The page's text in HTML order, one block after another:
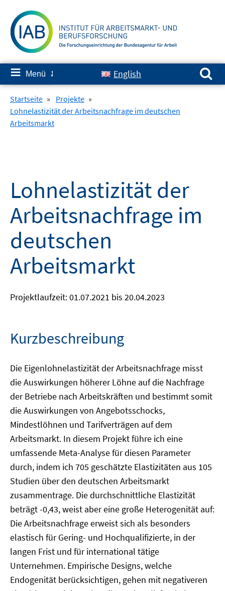
zum
Inhalt
≡ Menü ✘ English
Suchen nach:
Startseite » Projekte »
Lohnelastizität der Arbeitsnachfrage im deutschen
Arbeitsmarkt
Lohnelastizität der
Arbeitsnachfrage im
deutschen
Arbeitsmarkt
Projektlaufzeit: 01.07.2021 bis 20.04.2023
Kurzbeschreibung
Die Eigenlohnelastizität der Arbeitsnachfrage misst
die Auswirkungen höherer Löhne auf die Nachfrage
der Betriebe nach Arbeitskräften und bestimmt somit
die Auswirkungen von Angebotsschocks,
Mindestlöhnen und Tarifverträgen auf dem
Arbeitsmarkt. In diesem Projekt führe ich eine
umfassende Meta-Analyse für diesen Parameter
durch, indem ich 705 geschätzte Elastizitäten aus 105
Studien über den deutschen Arbeitsmarkt
zusammentrage. Die durchschnittliche Elastizität
beträgt -0,43, weist aber eine große Heterogenität auf:
Die Arbeitsnachfrage erweist sich als besonders
elastisch für Gering- und Hochqualifizierte, in der
langen Frist und für international tätige
Unternehmen. Empirische Designs, welche
Endogenität berücksichtigen, gehen mit negativeren